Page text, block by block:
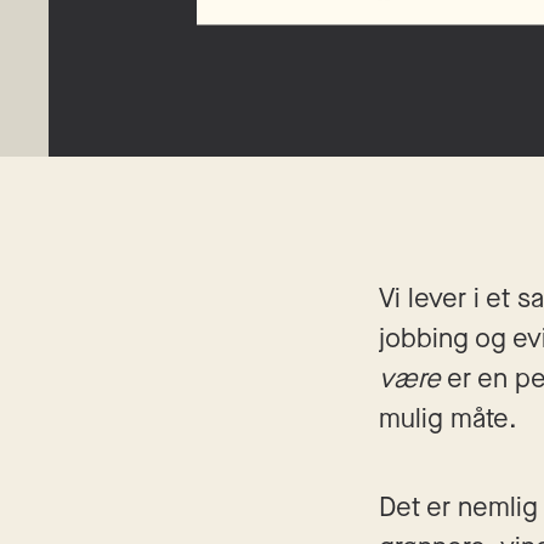
Vi lever i et
jobbing og
være er en
mulig måte.
Det er